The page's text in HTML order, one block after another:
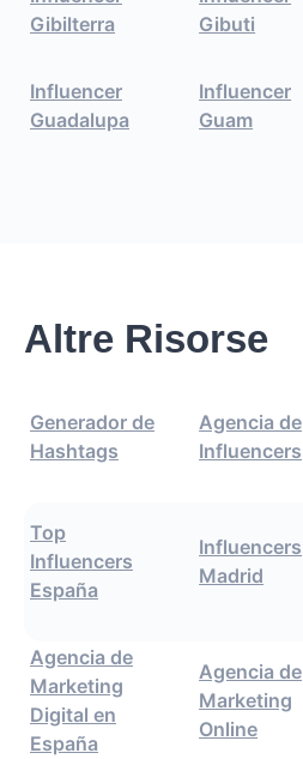
Gibilterra
Gibuti
Influencer
Guadalupa
Influencer
Guam
Altre Risorse
Generador de
Hashtags
Agencia de
Influencers
Top
Influencers
España
Influencers
Madrid
Agencia de
Marketing
Digital en
España
Agencia de
Marketing
Online